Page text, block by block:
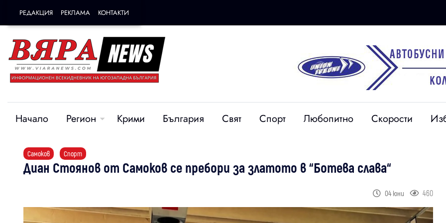
РЕДАКЦИЯ РЕКЛАМА КОНТАКТИ
Начало Регион Крими България Свят Спорт Любопитно Скорости
Самоков Спорт
Диан Стоянов от Самоков се пребори за златото в “Ботева слава“
04 юни 460